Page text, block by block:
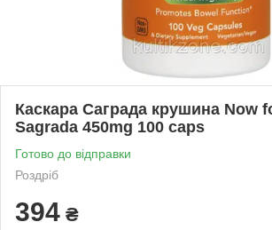
Каскара Саграда крушина Now
Sagrada 450mg 100 caps
Готово до відправки
Роздріб
394 ₴